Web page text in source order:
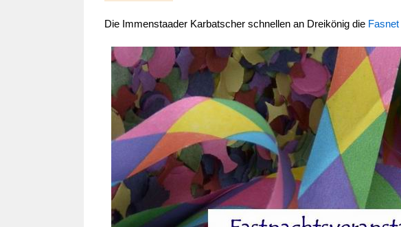
Die Immenstaader Karbatscher schnellen an Dreikönig die Fasnet